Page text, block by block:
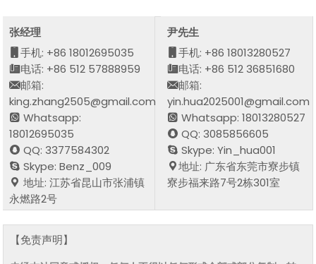
张经理
手机: +86 18012695035
电话: +86 512 57888959
邮箱:
king.zhang2505@gmail.com
Whatsapp:
18012695035
QQ: 3377584302
Skype: Benz_009
地址: 江苏省昆山市张浦镇
永燃路2号
尹先生
手机: +86 18013280527
电话: +86 512 36851680
邮箱:
yin.hua2025001@gmail.com
Whatsapp: 18013280527
QQ: 3085856605
Skype: Yin_hua001
地址: 广东省东莞市寮步镇
寮步福来路7号2栋301室
【免责声明】